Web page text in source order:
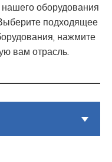
оборудования
подходящее
нажмите
вам отрасль.